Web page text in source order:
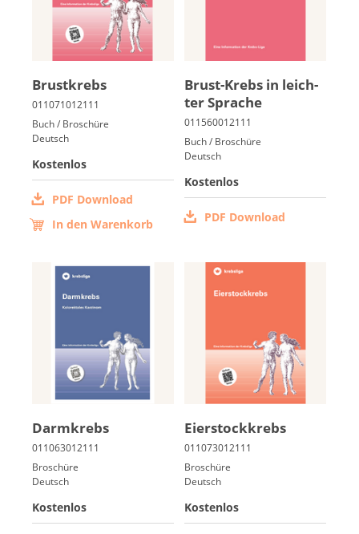
Brust­krebs
Buch / Broschüre
Deutsch
Kostenlos
PDF Download
In den Warenkorb
Brust-Krebs in leich­
ter Spra­che
Buch / Broschüre
Deutsch
Kostenlos
PDF Download
Darm­krebs
Broschüre
Deutsch
Kostenlos
Ei­er­stock­krebs
Broschüre
Deutsch
Kostenlos